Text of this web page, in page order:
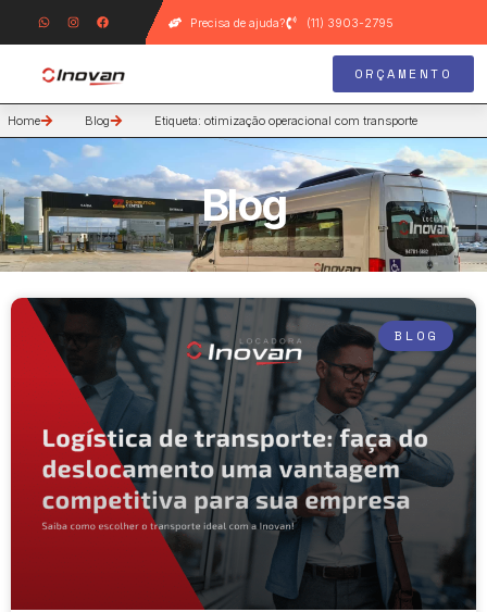
Precisa de ajuda? (11) 3903-2795
ORÇAMENTO
Home Blog Etiqueta: otimização operacional com transporte
Blog
BLOG